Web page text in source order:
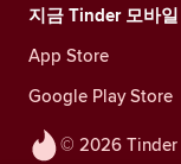
© 2026 Tinder
지금 Tinder 모바
App Store
Google Play Store